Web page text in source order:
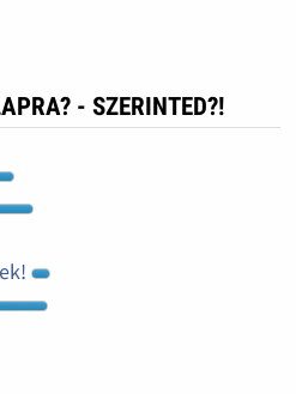
- SZERINTED?!